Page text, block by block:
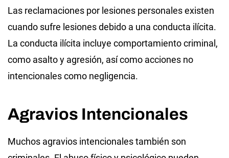
Las reclamaciones por lesiones personales existen
cuando sufre lesiones debido a una conducta ilícita.
La conducta ilícita incluye comportamiento criminal,
como asalto y agresión, así como acciones no
intencionales como negligencia.
Agravios Intencionales
Muchos agravios intencionales también son